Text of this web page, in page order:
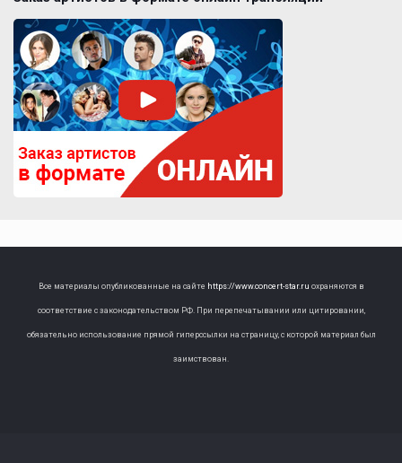
Все материалы опубликованные на сайте https://www.concert-star.ru охраняются в
соответствие с законодательством РФ. При перепечатывании или цитировании,
обязательно использование прямой гиперссылки на страницу, с которой материал был
заимствован.